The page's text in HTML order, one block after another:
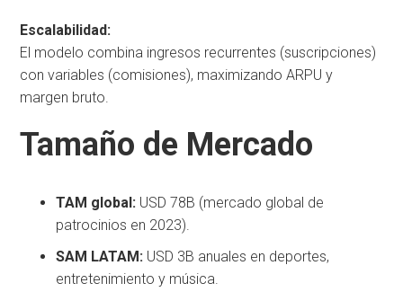
Escalabilidad:
El modelo combina ingresos recurrentes (suscripciones)
con variables (comisiones), maximizando ARPU y
margen bruto.
Tamaño de Mercado
TAM global: USD 78B (mercado global de
patrocinios en 2023).
SAM LATAM: USD 3B anuales en deportes,
entretenimiento y música.